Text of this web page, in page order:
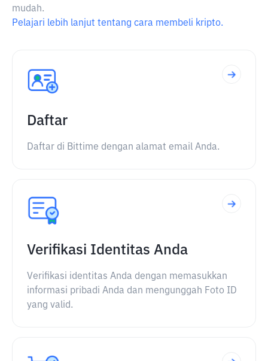
mudah.
Pelajari lebih lanjut tentang cara membeli kripto.
Daftar
Daftar di Bittime dengan alamat email Anda.
Verifikasi Identitas Anda
Verifikasi identitas Anda dengan memasukkan
informasi pribadi Anda dan mengunggah Foto ID
yang valid.